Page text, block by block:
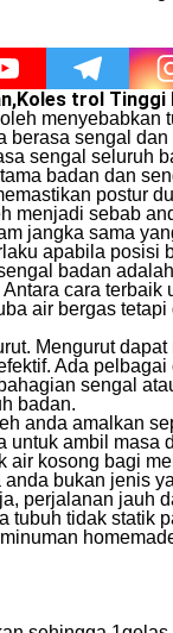
trol
berasa sengal
sengal seluruh
badan dan
postur
menjadi sebab
jangka sama
apabila posisi
badan
cara
air bergas
Mengurut
Ada
sengal
badan.
anda amalkan
untuk ambil
air kosong bagi
bukan jenis
perjalanan jauh
tubuh tidak statik